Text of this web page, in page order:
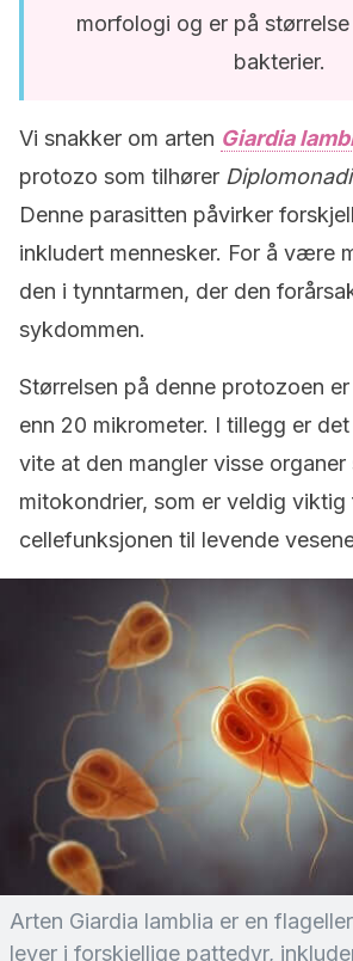
morfologi og er på
bakterier.
Vi snakker om arten Giardia
protozo som tilhører
Denne parasitten påvirker
inkludert mennesker. For å være
den i tynntarmen, der den
sykdommen.
Størrelsen på denne protozoen
enn 20 mikrometer. I tillegg er
vite at den mangler visse organer
mitokondrier, som er veldig viktig
cellefunksjonen til levende
Arten Giardia lamblia er en
lever i forskjellige pattedyr,